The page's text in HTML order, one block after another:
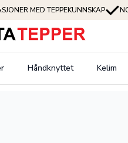
MED TEPPEKUNNSKAP
Håndknyttet Kelim